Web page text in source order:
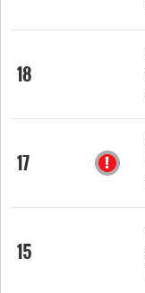
18
17
15